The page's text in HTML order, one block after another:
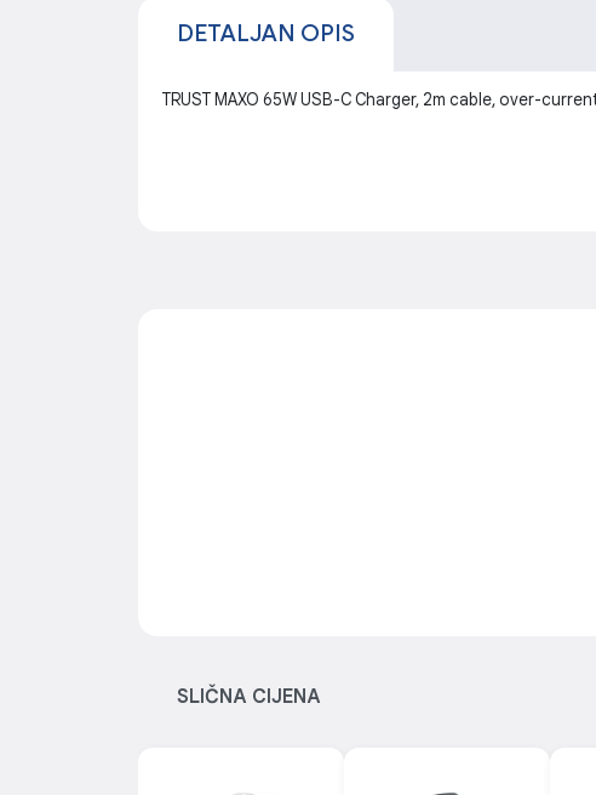
DETALJAN OPIS
TRUST MAXO 65W USB-C Charger, 2m cable, over-
SLIČNA CIJENA